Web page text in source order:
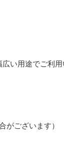
い用途でご利
ございます）